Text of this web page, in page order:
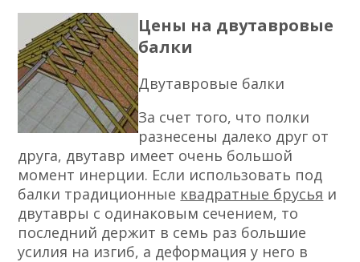
Цены на двутавровые
балки
Двутавровые балки
За счет того, что полки
разнесены далеко друг от
друга, двутавр имеет очень большой
момент инерции. Если использовать под
балки традиционные квадратные брусья и
двутавры с одинаковым сечением, то
последний держит в семь раз большие
усилия на изгиб, а деформация у него в